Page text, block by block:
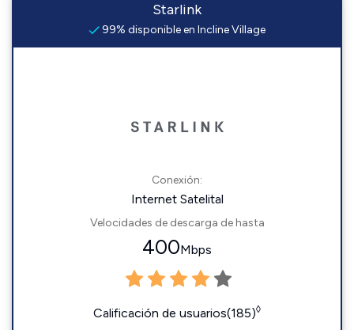
Starlink
99% disponible en Incline Village
Conexión:
Internet Satelital
Velocidades de descarga de hasta
400Mbps
Calificación de usuarios(185)◊